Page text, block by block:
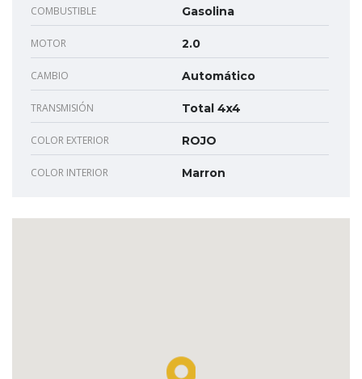
COMBUSTIBLE Gasolina
MOTOR 2.0
CAMBIO Automático
TRANSMISIÓN Total 4x4
COLOR EXTERIOR ROJO
COLOR INTERIOR Marron